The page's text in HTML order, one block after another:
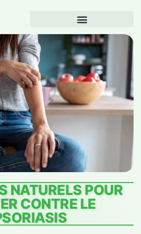
NATURELS POUR
CONTRE LE